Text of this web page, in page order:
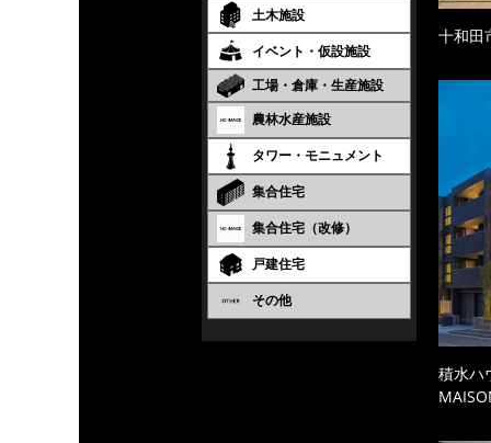
土木施設
イベント・仮設施設
工場・倉庫・生産施設
農林水産施設
タワー・モニュメント
集合住宅
集合住宅（改修）
戸建住宅
その他
十和田
積水